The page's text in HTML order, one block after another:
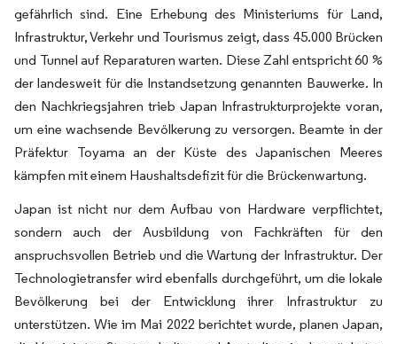
gefährlich sind. Eine Erhebung des Ministeriums für Land,
Infrastruktur, Verkehr und Tourismus zeigt, dass 45.000 Brücken
und Tunnel auf Reparaturen warten. Diese Zahl entspricht 60 %
der landesweit für die Instandsetzung genannten Bauwerke. In
den Nachkriegsjahren trieb Japan Infrastrukturprojekte voran,
um eine wachsende Bevölkerung zu versorgen. Beamte in der
Präfektur Toyama an der Küste des Japanischen Meeres
kämpfen mit einem Haushaltsdefizit für die Brückenwartung.
Japan ist nicht nur dem Aufbau von Hardware verpflichtet,
sondern auch der Ausbildung von Fachkräften für den
anspruchsvollen Betrieb und die Wartung der Infrastruktur. Der
Technologietransfer wird ebenfalls durchgeführt, um die lokale
Bevölkerung bei der Entwicklung ihrer Infrastruktur zu
unterstützen. Wie im Mai 2022 berichtet wurde, planen Japan,